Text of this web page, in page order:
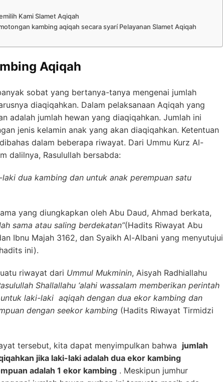
Kami Slamet Aqiqah
kambing aqiqah secara syarí Pelayanan Slamet Aqiqah
Aqiqah
sobat yang bertanya-tanya mengenai jumlah
diaqiqahkan. Dalam pelaksanaan Aqiqah yang
adalah jumlah hewan yang diaqiqahkan. Jumlah ini
jenis kelamin anak yang akan diaqiqahkan. Ketentuan
dalam beberapa riwayat. Dari Ummu Kurz Al-
dalilnya, Rasulullah bersabda:
laki dua kambing dan untuk anak perempuan satu
yang diungkapkan oleh Abu Daud, Ahmad berkata,
sama atau saling berdekatan”(Hadits Riwayat Abu
Ibnu Majah 3162, dan Syaikh Al-Albani yang menyutujui
ini).
riwayat dari Ummul Mukminin, Aisyah Radhiallahu
Shallallahu ‘alahi wassalam memberikan perintah
laki-laki aqiqah dengan dua ekor kambing dan
dengan seekor kambing (Hadits Riwayat Tirmidzi
tersebut, kita dapat menyimpulkan bahwa jumlah
jika laki-laki adalah dua ekor kambing
adalah 1 ekor kambing . Meskipun jumhur